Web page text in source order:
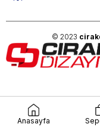
© 2023
Anasayfa